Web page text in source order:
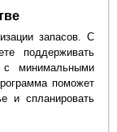
запасов. С
поддерживать
с минимальными
поможет
и спланировать